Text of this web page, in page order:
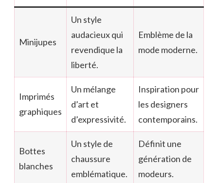
Minijupes
Un style
audacieux qui
revendique la
liberté.
Emblème de la
mode moderne.
Imprimés
graphiques
Un mélange
d’art et
d’expressivité.
Inspiration pour
les designers
contemporains.
Bottes
blanches
Un style de
chaussure
emblématique.
Définit une
génération de
modeurs.